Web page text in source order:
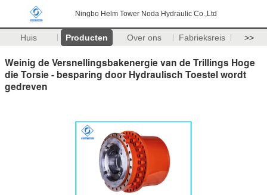
Ningbo Helm Tower Noda Hydraulic Co.,Ltd
Huis Producten Over ons Fabrieksreis >>
Weinig de Versnellingsbakenergie van de Trillings Hoge
die Torsie - besparing door Hydraulisch Toestel wordt
gedreven